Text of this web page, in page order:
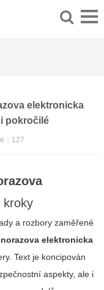
elektronicka
pokročilé
： 127
a rozbory zaměřené
elektronicka
Text je koncipován
aspekty, ale i